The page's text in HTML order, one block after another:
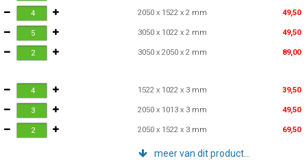
2050 x 1522 x 2 mm 49,50
3050 x 1022 x 2 mm 49,50
3050 x 2050 x 2 mm 89,00
1522 x 1022 x 3 mm 39,50
2050 x 1013 x 3 mm 49,50
2050 x 1522 x 3 mm 69,50
meer van dit product...